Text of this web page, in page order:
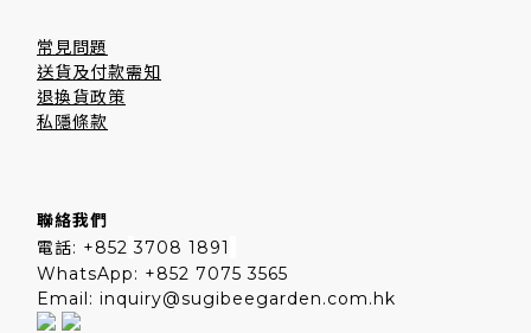
常見問題
送貨及付款需知
退換貨政策
私隱條款
聯絡我們
電話: +852 3708 1891
WhatsApp: +852 7075 3565
Email: inquiry@sugibeegarden.com.hk